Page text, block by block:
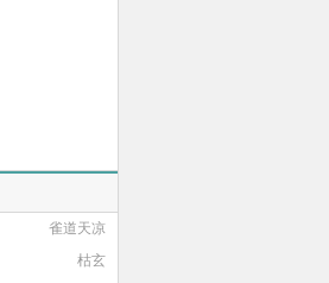
雀道天凉
枯玄